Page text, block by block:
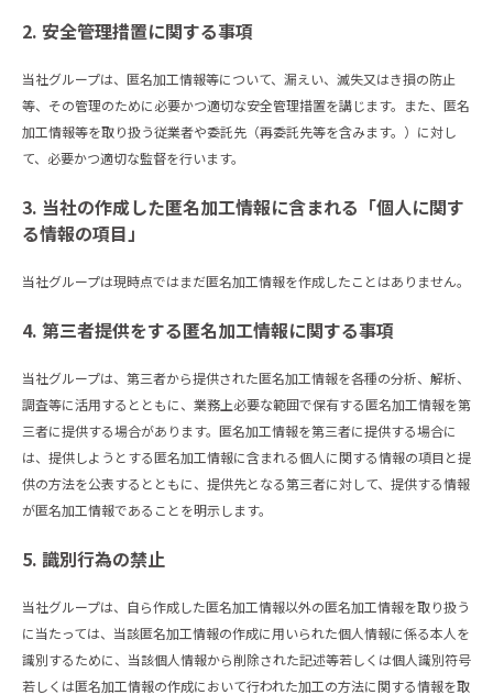
2. 安全管理措置に関する事項
当社グループは、匿名加工情報等について、漏えい、滅失又はき損の防止
等、その管理のために必要かつ適切な安全管理措置を講じます。また、匿名
加工情報等を取り扱う従業者や委託先（再委託先等を含みます。）に対し
て、必要かつ適切な監督を行います。
3. 当社の作成した匿名加工情報に含まれる「個人に関す
る情報の項目」
当社グループは現時点ではまだ匿名加工情報を作成したことはありません。
4. 第三者提供をする匿名加工情報に関する事項
当社グループは、第三者から提供された匿名加工情報を各種の分析、解析、
調査等に活用するとともに、業務上必要な範囲で保有する匿名加工情報を第
三者に提供する場合があります。匿名加工情報を第三者に提供する場合に
は、提供しようとする匿名加工情報に含まれる個人に関する情報の項目と提
供の方法を公表するとともに、提供先となる第三者に対して、提供する情報
が匿名加工情報であることを明示します。
5. 識別行為の禁止
当社グループは、自ら作成した匿名加工情報以外の匿名加工情報を取り扱う
に当たっては、当該匿名加工情報の作成に用いられた個人情報に係る本人を
識別するために、当該個人情報から削除された記述等若しくは個人識別符号
若しくは匿名加工情報の作成において行われた加工の方法に関する情報を取